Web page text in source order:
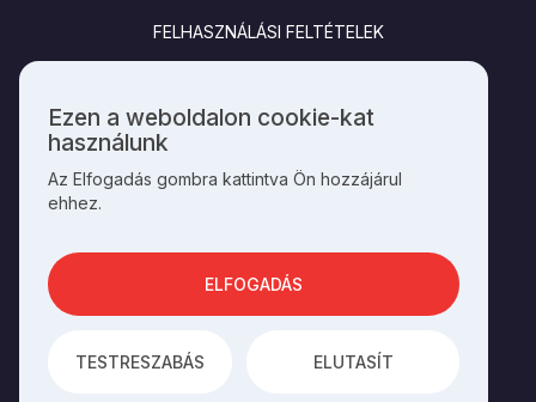
FELHASZNÁLÁSI FELTÉTELEK
SOCIALS
AZINTEGRAL VISION FEJLESZTETTE
Személyes
adatok
és
cookie-
használata
Ezen a weboldalon cookie-kat
használunk
Az Elfogadás gombra kattintva Ön hozzájárul
ehhez.
TESTRESZABÁS ELUTASÍT
ELFOGADÁS